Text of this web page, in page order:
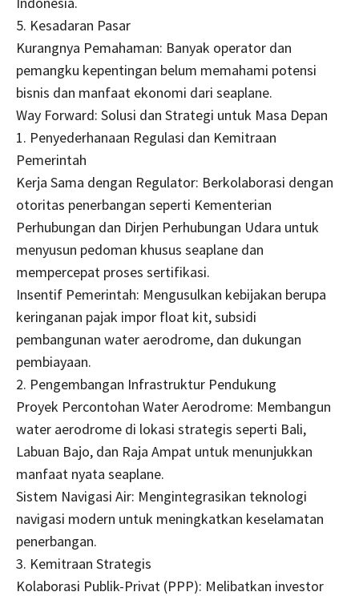
5. Kesadaran Pasar
Kurangnya Pemahaman: Banyak operator dan
pemangku kepentingan belum memahami potensi
bisnis dan manfaat ekonomi dari seaplane.
Way Forward: Solusi dan Strategi untuk Masa Depan
1. Penyederhanaan Regulasi dan Kemitraan
Pemerintah
Kerja Sama dengan Regulator: Berkolaborasi dengan
otoritas penerbangan seperti Kementerian
Perhubungan dan Dirjen Perhubungan Udara untuk
menyusun pedoman khusus seaplane dan
mempercepat proses sertifikasi.
Insentif Pemerintah: Mengusulkan kebijakan berupa
keringanan pajak impor float kit, subsidi
pembangunan water aerodrome, dan dukungan
pembiayaan.
2. Pengembangan Infrastruktur Pendukung
Proyek Percontohan Water Aerodrome: Membangun
water aerodrome di lokasi strategis seperti Bali,
Labuan Bajo, dan Raja Ampat untuk menunjukkan
manfaat nyata seaplane.
Sistem Navigasi Air: Mengintegrasikan teknologi
navigasi modern untuk meningkatkan keselamatan
penerbangan.
3. Kemitraan Strategis
Kolaborasi Publik-Privat (PPP): Melibatkan investor